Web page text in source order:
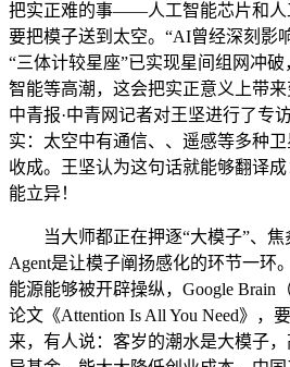
把实正难的事——人工智能芯片和人
要把模子送到太空。“AI曾经深刻影
“三体计较星座”已实现星间组网冲
智能等高潮，这会把实正意义上带来
中青报·中青网记者对王坚进行了专
实：太空中有通信、、遥感等多种
收成。王坚认为这句话就能够翻译
能立异！
当大师都正在押逐“大模子”、焦
Agent是让模子阐扬感化的环节一环
能源能够被开辟操纵，Google Brain
论文《Attention Is All You Need》，
来，有人说：客岁的潮水是大模子